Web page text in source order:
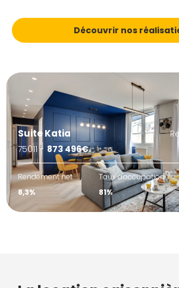
Découvrir nos
Suite Katia
75011 - 873 496€
Rendement net
8,3%
Taux d'occupation
81%